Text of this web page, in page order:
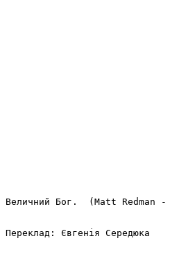
Величний Бог.  (Matt Redman
Переклад: Євгенія Середюка